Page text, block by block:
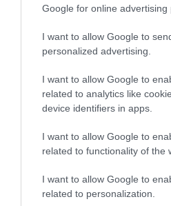
Google for online advertising
I want to allow Google to
personalized advertising.
I want to allow Google to
related to analytics like
device identifiers in apps.
I want to allow Google to
related to functionality of the
I want to allow Google to
related to personalization.
φινέτσας με το χαλίSand, την
χώρο. Επιλέξτε το για ένα
και σύγχρονης αισθητικής
Τεχνικά